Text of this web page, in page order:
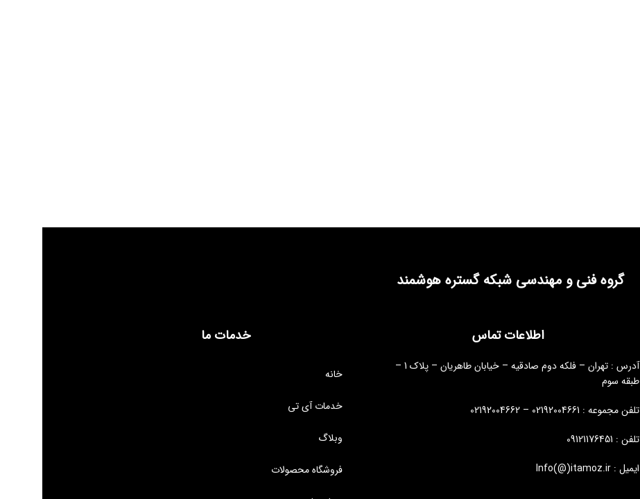
گروه فنی و مهندسی شبکه گستره هوشمند
اطلاعات تماس
آدرس : تهران – فلکه دوم صادقیه – خیابان طاهریان – پلاک 1 –
طبقه سوم
تلفن مجموعه : 02192004661 – 02192004662
تلفن : 09121176451
ایمیل : Info(@)itamoz.ir
خدمات ما
خانه
خدمات آی تی
وبلاگ
فروشگاه محصولات